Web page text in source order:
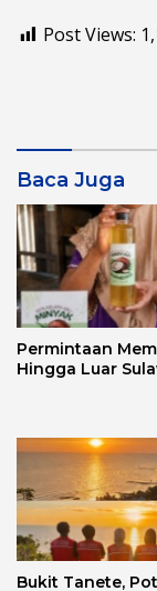
Post Views:
Baca Juga
Permintaan
Hingga Luar
Bukit Tanete,